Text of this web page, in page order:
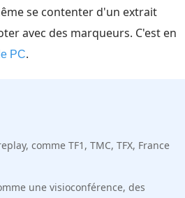
se contenter d'un extrait
avec des marqueurs. C'est en
PC.
comme TF1, TMC, TFX, France
une visioconférence, des